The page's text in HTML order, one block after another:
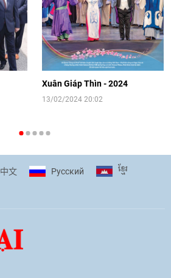
[Video] Đối ngoại nhân dân Thủ đô
hướng tới kết nối hiệu quả nguồn lực
người Việt Nam ở nước ngoài
phó với biến đổi khí hậu
[Video] Lào dành ưu tiên hàng đầu cho
quan hệ với Việt Nam
Xuân Giáp Thìn - 2024
13/02/2024 20:02
中文 Pусский ខ្មែរ